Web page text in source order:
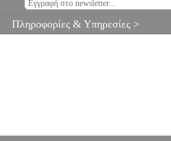
MSC.303623 MEINL PERCUSSION
0
Πληροφορίες & Υπηρεσίες >